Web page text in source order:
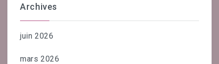
Archives
juin 2026
mars 2026